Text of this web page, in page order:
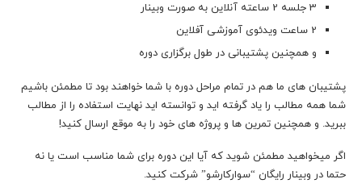
3 جلسه 2 ساعته آنلاین به صورت وبینار
2 ساعت ویدئوی آموزشی آفلاین
و همچنین پشتیبانی در طول برگزاری دوره
پشتیبان های ما هم در تمام مراحل دوره با شما خواهند بود تا مطمئن باشیم
شما همه مطالب را یاد گرفته اید و توانسته اید نهایت استفاده را از مطالب
ببرید. و همچنین تمرین ها و پروژه های خود را به موقع ارسال کنید!
اگر میخواهید مطمئن شوید که آیا این دوره برای شما مناسب است یا نه
حتما در وبینار رایگان “سوارکارشو” شرکت کنید.